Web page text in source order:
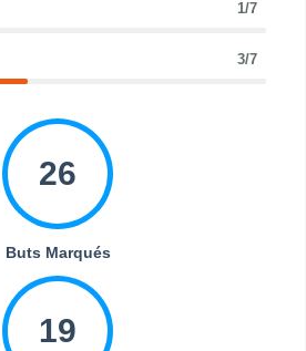
1/7
3/7
26
Buts Marqués
19